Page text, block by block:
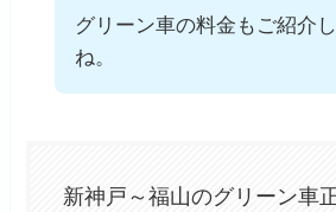
グリーン車の料金もご紹介
ね。
新神戸～福山のグリーン車